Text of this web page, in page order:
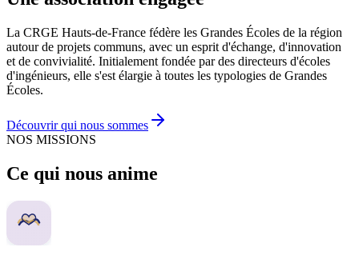
La CRGE Hauts-de-France fédère les Grandes Écoles de la région
autour de projets communs, avec un esprit d'échange, d'innovation
et de convivialité. Initialement fondée par des directeurs d'écoles
d'ingénieurs, elle s'est élargie à toutes les typologies de Grandes
Écoles.
Découvrir qui nous sommes
NOS MISSIONS
Ce qui nous anime